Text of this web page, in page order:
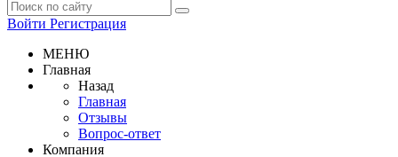
Войти Регистрация
МЕНЮ
Главная
Назад
Главная
Отзывы
Вопрос-ответ
Компания